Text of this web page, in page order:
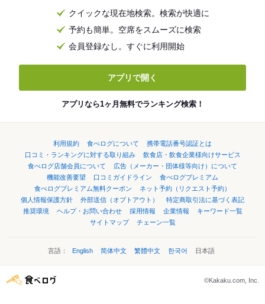
クイックな現在地検索。検索が快適に
予約も簡単。空席をスムーズに検索
会員登録なし。すぐに利用開始
アプリで開く
アプリなら1ヶ月無料でランキング検索！
利用規約 食べログについて
携帯電話番号認証とは
口コミ・ランキングに対する取り組み
飲食店・飲食企業様向けサービス
食べログ店舗会員について
広告（メーカー・団体様等向け）について
機能改善要望
口コミガイドライン
食べログプレミアム
食べログプレミアム無料クーポン
ネット予約（リクエスト予約）
個人情報保護方針
外部送信（オプトアウト）
特定商取引法に基づく表記
推奨環境
ヘルプ・お問い合わせ 採用情報 企業情報
キーワード一覧
サイトマップ
チェーン一覧
言語： English 简体中文 繁體中文 한국어 日本語
©Kakaku.com, Inc.